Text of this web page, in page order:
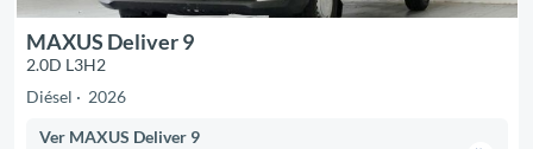
MAXUS Deliver 9
2.0D L3H2
Diésel
2026
Ver MAXUS Deliver 9